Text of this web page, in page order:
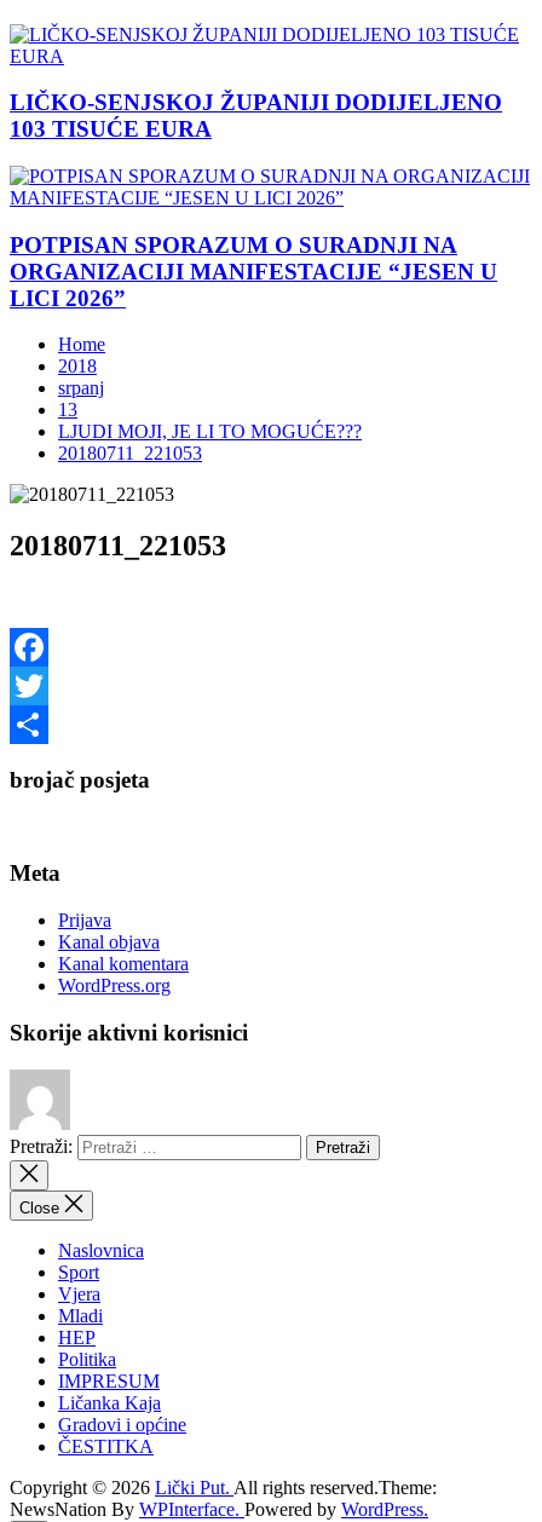
LIČKO-SENJSKOJ ŽUPANIJI DODIJELJENO
103 TISUĆE EURA
POTPISAN SPORAZUM O SURADNJI NA
ORGANIZACIJI MANIFESTACIJE “JESEN U
LICI 2026”
Home
2018
srpanj
13
LJUDI MOJI, JE LI TO MOGUĆE???
20180711_221053
20180711_221053
Facebook
Twitter
brojač posjeta
Meta
Prijava
Kanal objava
Kanal komentara
WordPress.org
Skorije aktivni korisnici
Pretraži:
Close
Naslovnica
Sport
Vjera
Mladi
HEP
Politika
IMPRESUM
Ličanka Kaja
Gradovi i općine
ČESTITKA
Copyright © 2026 Lički Put. All rights reserved.Theme:
NewsNation By WPInterface. Powered by WordPress.